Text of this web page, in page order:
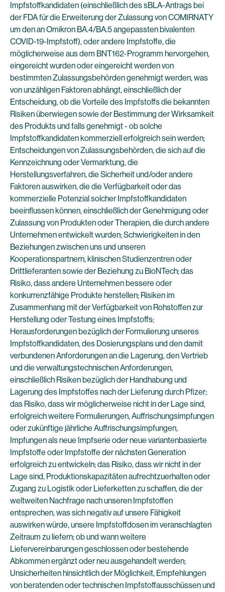
Impfstoffkandidaten (einschließlich des sBLA-Antrags bei
der FDA für die Erweiterung der Zulassung von COMIRNATY
um den an Omikron BA.4/BA.5 angepassten bivalenten
COVID-19-Impfstoff), oder andere Impfstoffe, die
möglicherweise aus dem BNT162-Programm hervorgehen,
eingereicht wurden oder eingereicht werden von
bestimmten Zulassungsbehörden genehmigt werden, was
von unzähligen Faktoren abhängt, einschließlich der
Entscheidung, ob die Vorteile des Impfstoffs die bekannten
Risiken überwiegen sowie der Bestimmung der Wirksamkeit
des Produkts und falls genehmigt - ob solche
Impfstoffkandidaten kommerziell erfolgreich sein werden;
Entscheidungen von Zulassungsbehörden, die sich auf die
Kennzeichnung oder Vermarktung, die
Herstellungsverfahren, die Sicherheit und/oder andere
Faktoren auswirken, die die Verfügbarkeit oder das
kommerzielle Potenzial solcher Impfstoffkandidaten
beeinflussen können, einschließlich der Genehmigung oder
Zulassung von Produkten oder Therapien, die durch andere
Unternehmen entwickelt wurden; Schwierigkeiten in den
Beziehungen zwischen uns und unseren
Kooperationspartnern, klinischen Studienzentren oder
Drittlieferanten sowie der Beziehung zu BioNTech; das
Risiko, dass andere Unternehmen bessere oder
konkurrenzfähige Produkte herstellen; Risiken im
Zusammenhang mit der Verfügbarkeit von Rohstoffen zur
Herstellung oder Testung eines Impfstoffs;
Herausforderungen bezüglich der Formulierung unseres
Impfstoffkandidaten, des Dosierungsplans und den damit
verbundenen Anforderungen an die Lagerung, den Vertrieb
und die verwaltungstechnischen Anforderungen,
einschließlich Risiken bezüglich der Handhabung und
Lagerung des Impfstoffes nach der Lieferung durch Pfizer;
das Risiko, dass wir möglicherweise nicht in der Lage sind,
erfolgreich weitere Formulierungen, Auffrischungsimpfungen
oder zukünftige jährliche Auffrischungsimpfungen,
Impfungen als neue Impfserie oder neue variantenbasierte
Impfstoffe oder Impfstoffe der nächsten Generation
erfolgreich zu entwickeln; das Risiko, dass wir nicht in der
Lage sind, Produktionskapazitäten aufrechtzuerhalten oder
Zugang zu Logistik oder Lieferketten zu schaffen, die der
weltweiten Nachfrage nach unseren Impfstoffen
entsprechen, was sich negativ auf unsere Fähigkeit
auswirken würde, unsere Impfstoffdosen im veranschlagten
Zeitraum zu liefern; ob und wann weitere
Liefervereinbarungen geschlossen oder bestehende
Abkommen ergänzt oder neu ausgehandelt werden;
Unsicherheiten hinsichtlich der Möglichkeit, Empfehlungen
von beratenden oder technischen Impfstoffausschüssen und